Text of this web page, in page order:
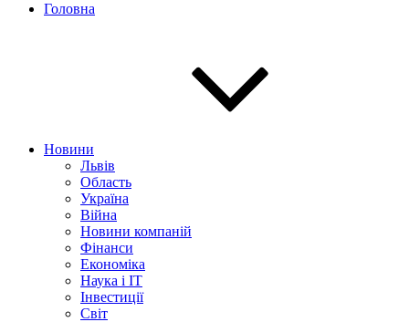
Головна
Новини
Львів
Область
Україна
Війна
Новини компаній
Фінанси
Економіка
Наука і IT
Інвестиції
Світ